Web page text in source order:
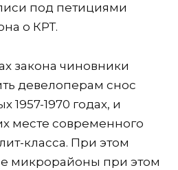
под петициями
о КРТ.
закона чиновники
девелоперам снос
1957-1970 годах, и
месте современного
класса. При этом
микрорайоны при этом